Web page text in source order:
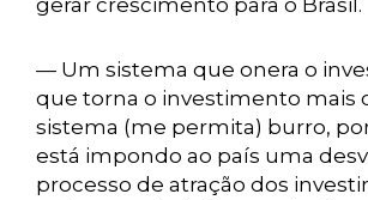
gerar crescimento para o Brasil.
— Um sistema que onera o
que torna o investimento mais
sistema (me permita) burro,
está impondo ao país uma
processo de atração dos